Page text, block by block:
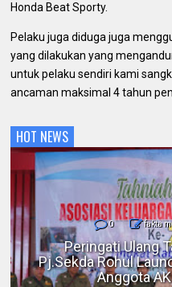
Honda Beat Sporty.
Pelaku juga diduga juga
yang dilakukan yang
untuk pelaku sendiri kami
ancaman maksimal 4 tahun
HOT NEWS
0 fakta
Polres Inhil
BKSDA Riau
Gangguan